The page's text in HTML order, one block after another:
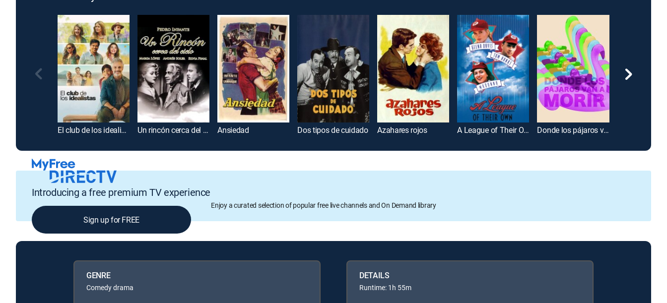
El club de los idealistas Un rincón cerca del cielo Ansiedad Dos tipos de cuidado Azahares rojos A League of Their Own Donde los pájaros van a morir
Introducing a free premium TV experience
Enjoy a curated selection of popular free live channels and On Demand library
Sign up for FREE
GENRE
Comedy drama
DETAILS
Runtime: 1h 55m